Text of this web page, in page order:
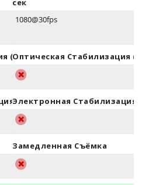
(OIS)
(EIS)
сек
1080@30fps
Оптическая Стабилизация
Электронная Стабилизация
Замедленная Съёмка